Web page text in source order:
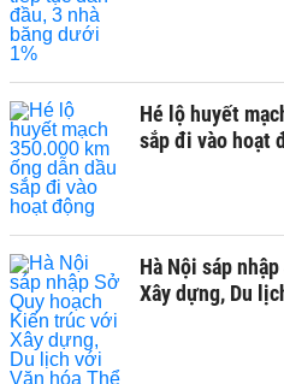
Hé lộ huyết
sắp đi vào hoạt
Hà Nội sáp
Xây dựng, Du